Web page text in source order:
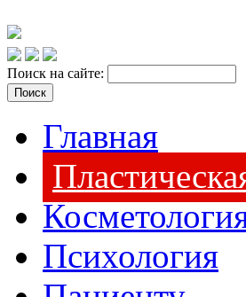
Поиск на сайте:
Главная
Психология